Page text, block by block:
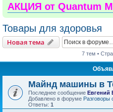
АКЦИЯ от Quantum
Товары для здоровья
Новая тема
7 тем •
Майнд машины в
Последнее сообщение Евгений
Добавлено в форуме Разговоры
Ответы: 1